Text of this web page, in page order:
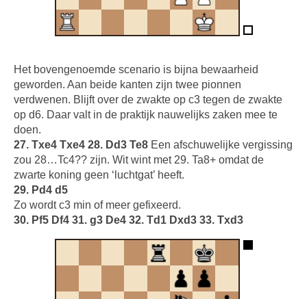
Het bovengenoemde scenario is bijna bewaarheid
geworden. Aan beide kanten zijn twee pionnen
verdwenen. Blijft over de zwakte op c3 tegen de zwakte
op d6. Daar valt in de praktijk nauwelijks zaken mee te
doen.
27. Txe4 Txe4 28. Dd3 Te8 Een afschuwelijke vergissing
zou 28…Tc4?? zijn. Wit wint met 29. Ta8+ omdat de
zwarte koning geen ‘luchtgat’ heeft.
29. Pd4 d5
Zo wordt c3 min of meer gefixeerd.
30. Pf5 Df4 31. g3 De4 32. Td1 Dxd3 33. Txd3